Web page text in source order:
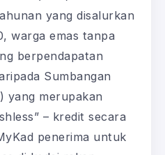
yang disalurkan
warga emas tanpa
berpendapatan
Sumbangan
yang merupakan
– kredit secara
penerima untuk